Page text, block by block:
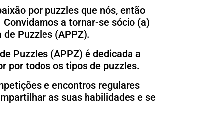
por puzzles que nós, então
a tornar-se sócio (a)
Puzzles (APPZ).
Puzzles (APPZ) é dedicada a
por todos os tipos de puzzles.
e encontros regulares
as suas habilidades e se